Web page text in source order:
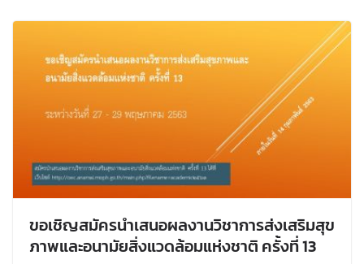
ขอเชิญสมัครนําเสนอผลงานวิชาการส่งเสริมสุข
ภาพและอนามัยสิ่งแวดล้อมแห่งชาติ ครั้งที่ 13